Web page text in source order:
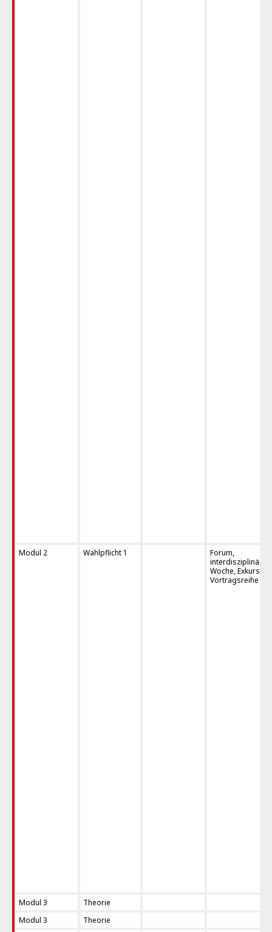
Modul 2 Wahlpflicht 1
Forum,
interdisziplinäre
Woche, Exkursion,
Vortragsreihe
Modul 3
Theorie
Modul 3
Theorie